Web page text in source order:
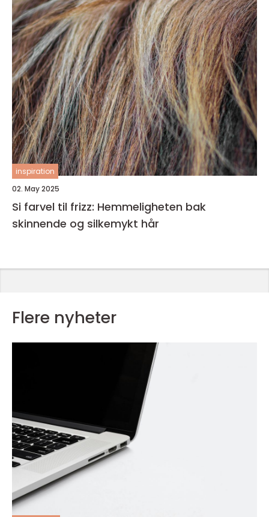
inspiration
02. May 2025
Si farvel til frizz: Hemmeligheten bak
skinnende og silkemykt hår
Flere nyheter